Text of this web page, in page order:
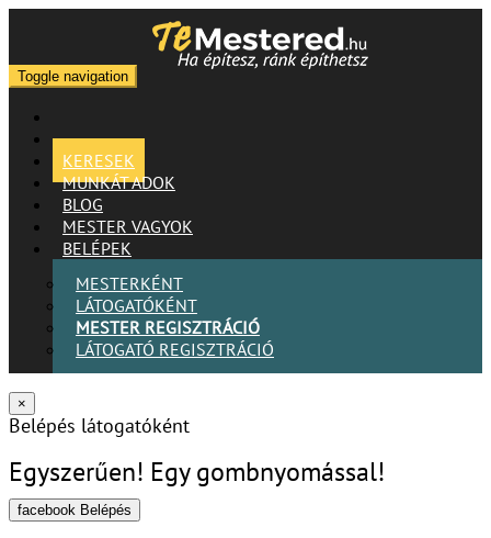
Toggle navigation
KERESEK
MUNKÁT ADOK
BLOG
MESTER VAGYOK
BELÉPEK
MESTERKÉNT
LÁTOGATÓKÉNT
MESTER REGISZTRÁCIÓ
LÁTOGATÓ REGISZTRÁCIÓ
×
Belépés látogatóként
Egyszerűen! Egy gombnyomással!
facebook Belépés